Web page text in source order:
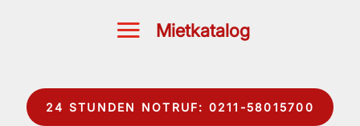
24 STUNDEN NOTRUF: 0211-58015700